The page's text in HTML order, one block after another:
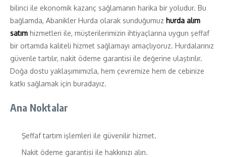
bilinci ile ekonomik kazanç sağlamanın harika bir yoludur. Bu
bağlamda, Abanikler Hurda olarak sunduğumuz hurda alım
satım hizmetleri ile, müşterilerimizin ihtiyaçlarına uygun şeffaf
bir ortamda kaliteli hizmet sağlamayı amaçlıyoruz. Hurdalarınız
güvenle tartılır, nakit ödeme garantisi ile değerine ulaştırılır.
Doğa dostu yaklaşımımızla, hem çevremize hem de cebinize
katkı sağlamak için buradayız.
Ana Noktalar
Şeffaf tartım işlemleri ile güvenilir hizmet.
Nakit ödeme garantisi ile hakkınızı alın.